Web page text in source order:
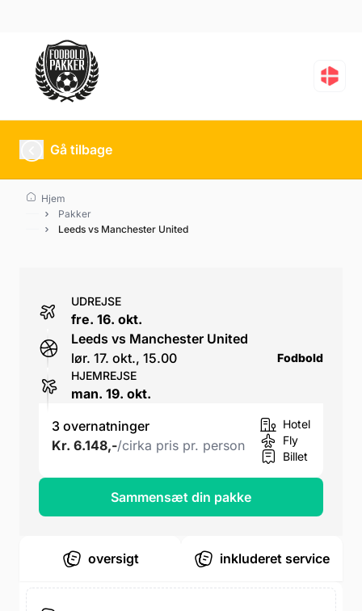
Leeds vs Manchester
Gå tilbage
Hjem
Pakker
Leeds vs Manchester United
oversigt inkluderet service
UDREJSE
fre. 16. okt.
Leeds vs Manchester United
lør. 17. okt., 15.00
Fodbold
HJEMREJSE
man. 19. okt.
3 overnatninger
Kr. 6.148,-/cirka pris pr. person
Hotel
Fly
Billet
Sammensæt din pakke